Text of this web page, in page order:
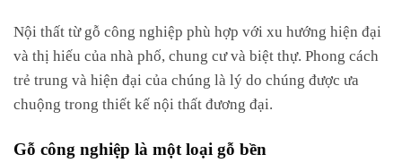
Nội thất từ gỗ công nghiệp phù hợp với xu hướng hiện đại
và thị hiếu của nhà phố, chung cư và biệt thự. Phong cách
trẻ trung và hiện đại của chúng là lý do chúng được ưa
chuộng trong thiết kế nội thất đương đại.
Gỗ công nghiệp là một loại gỗ bền